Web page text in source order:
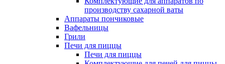
производству сахарной ваты
Аппараты пончиковые
Вафельницы
Грили
Печи для пиццы
Печи для пиццы